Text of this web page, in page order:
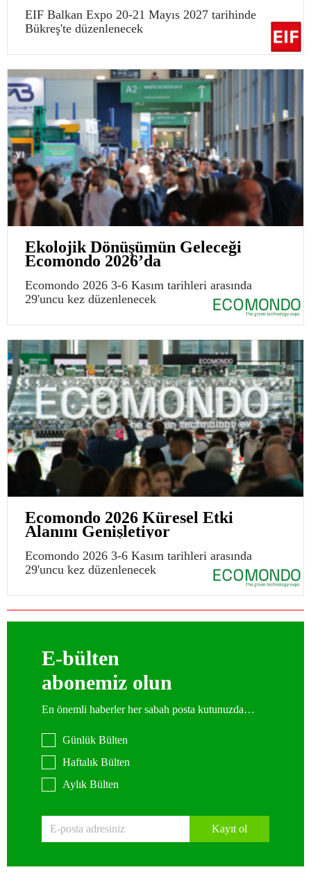
EIF Balkan Expo 20-21 Mayıs 2027 tarihinde
Bükreş'te düzenlenecek
Ekolojik Dönüşümün Geleceği
Ecomondo 2026’da
Ecomondo 2026 3-6 Kasım tarihleri arasında
29'uncu kez düzenlenecek
Ecomondo 2026 Küresel Etki
Alanını Genişletiyor
Ecomondo 2026 3-6 Kasım tarihleri arasında
29'uncu kez düzenlenecek
E-bülten
abonemiz olun
En önemli haberler her sabah posta kutunuzda…
Günlük Bülten
Haftalık Bülten
Aylık Bülten
Kayıt ol